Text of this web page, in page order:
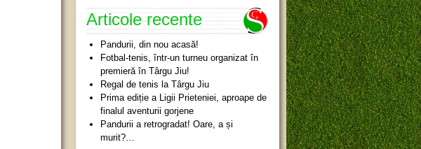
Articole recente
Pandurii, din nou acasă!
Fotbal-tenis, într-un turneu organizat în
premieră în Târgu Jiu!
Regal de tenis la Târgu Jiu
Prima ediție a Ligii Prieteniei, aproape de
finalul aventurii gorjene
Pandurii a retrogradat! Oare, a și
murit?…